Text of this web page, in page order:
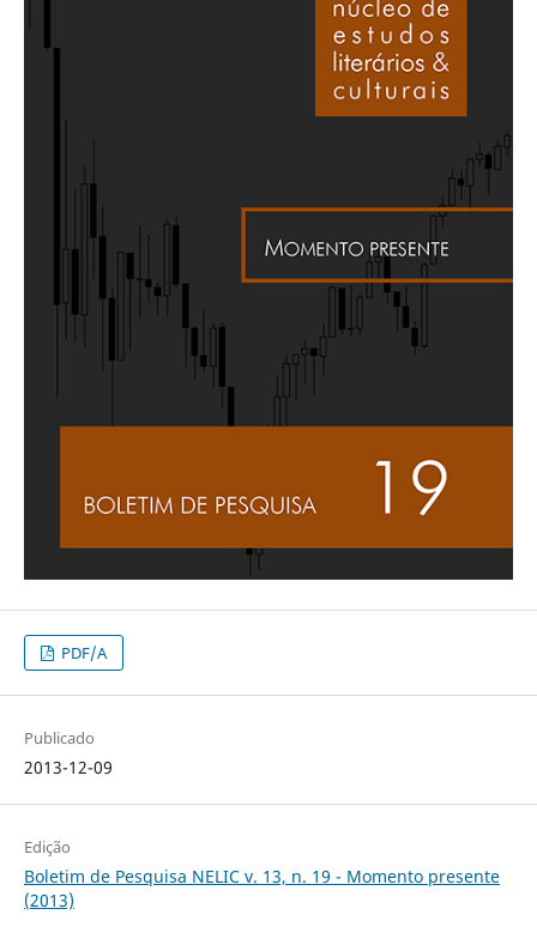
PDF/A
Publicado
2013-12-09
Edição
Boletim de Pesquisa NELIC v. 13, n. 19 - Momento presente
(2013)